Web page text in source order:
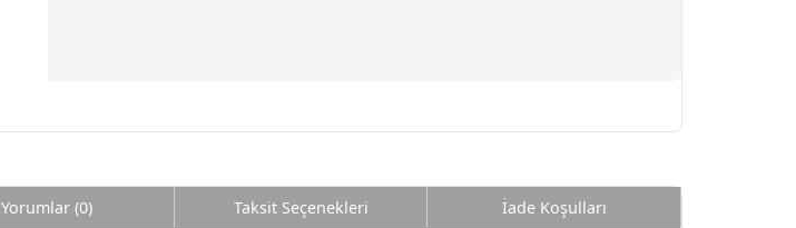
Yorumlar (0) Taksit Seçenekleri İade Koşulları